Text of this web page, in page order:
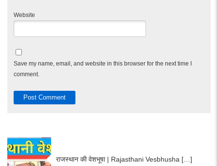
Website
Save my name, email, and website in this browser for the next time I
comment.
राजस्थान की वेशभूषा | Rajasthani Vesbhusha […]